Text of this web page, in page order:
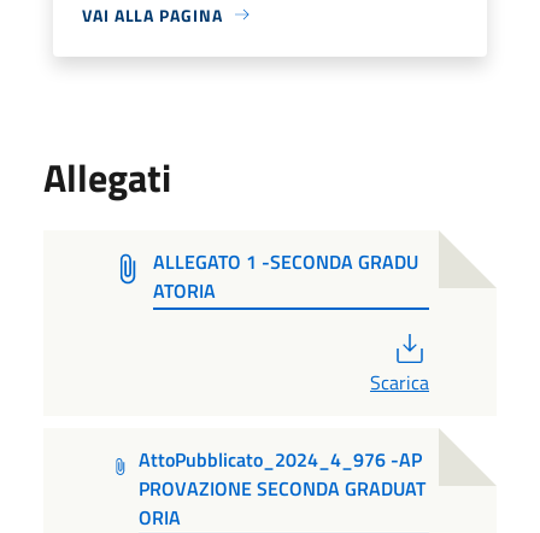
VAI ALLA PAGINA
Allegati
ALLEGATO 1 -SECONDA GRADU
ATORIA
Scarica
AttoPubblicato_2024_4_976 -AP
PROVAZIONE SECONDA GRADUAT
ORIA